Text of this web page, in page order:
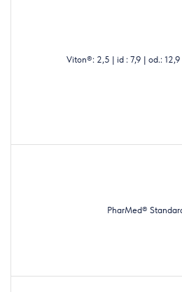
Viton®: 2,5 | id : 7,9 | od.:
PharMed®